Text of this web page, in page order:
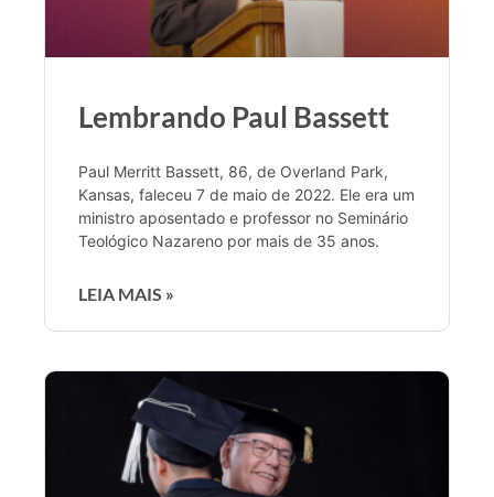
Lembrando Paul Bassett
Paul Merritt Bassett, 86, de Overland Park,
Kansas, faleceu 7 de maio de 2022. Ele era um
ministro aposentado e professor no Seminário
Teológico Nazareno por mais de 35 anos.
LEIA MAIS »